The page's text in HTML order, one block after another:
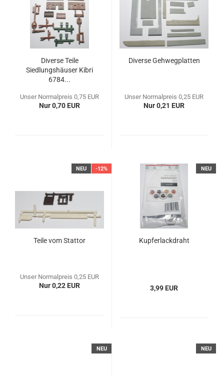
Diverse Teile
Siedlungshäuser Kibri
6784...
Unser Normalpreis 0,75 EUR
Nur 0,70 EUR
Diverse Gehwegplatten
Unser Normalpreis 0,25 EUR
Nur 0,21 EUR
NEU -12%
Teile vom Stattor
Unser Normalpreis 0,25 EUR
Nur 0,22 EUR
NEU
Kupferlackdraht
3,99 EUR
NEU NEU